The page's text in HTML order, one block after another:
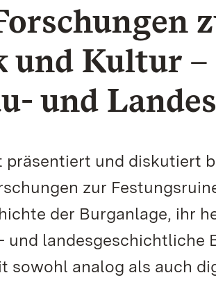
Kultur
und
präsentiert und diskutiert
zur
der Burganlage, ihr
und landesgeschichtliche
sowohl analog als auch